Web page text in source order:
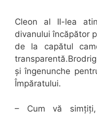
Cleon al II-lea
divanului încăpător
de la capătul
și îngenunche
Împăratului.
– Cum vă simțiți,